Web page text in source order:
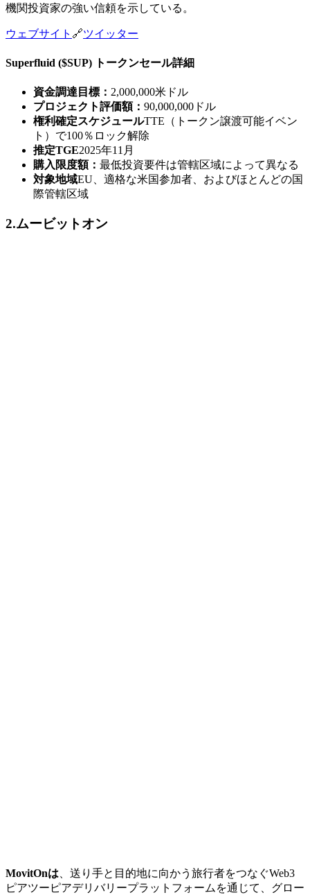
機関投資家の強い信頼を示している。
ウェブサイト 🔗ツイッター
Superfluid ($SUP) トークンセール詳細
資金調達目標： 2,000,000米ドル
プロジェクト評価額： 90,000,000ドル
権利確定スケジュールTTE（トークン譲渡可能イベン
ト）で100％ロック解除
推定TGE2025年11月
購入限度額： 最低投資要件は管轄区域によって異なる
対象地域EU、適格な米国参加者、およびほとんどの国
際管轄区域
2.ムービットオン
MovitOnは 、送り手と目的地に向かう旅行者をつなぐWeb3
ピアツーピアデリバリープラットフォームを通じて、グロー